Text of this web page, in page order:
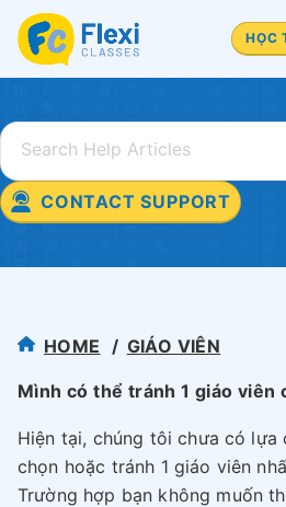
HỌC
CONTACT SUPPORT
HOME GIÁO VIÊN
Mình có thể tránh 1 giáo viên
Hiện tại, chúng tôi chưa có lựa
chọn hoặc tránh 1 giáo viên
Trường hợp bạn không muốn